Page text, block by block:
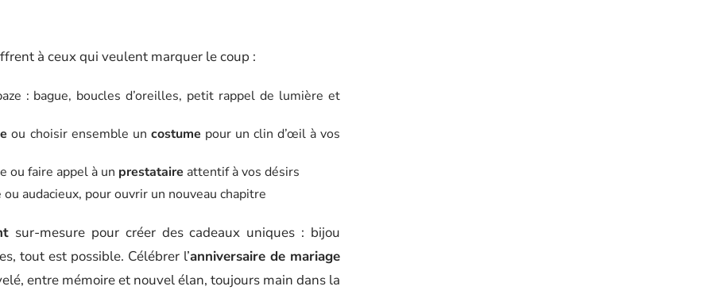
à ceux qui veulent marquer le coup :
: bague, boucles d’oreilles, petit rappel de lumière et
ou choisir ensemble un costume pour un clin d’œil à vos
ou faire appel à un prestataire attentif à vos désirs
audacieux, pour ouvrir un nouveau chapitre
sur-mesure pour créer des cadeaux uniques : bijou
tout est possible. Célébrer l’anniversaire de mariage
entre mémoire et nouvel élan, toujours main dans la